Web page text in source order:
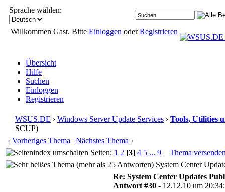
Sprache wählen:
Willkommen Gast. Bitte Einloggen oderRegistrieren
Übersicht
Hilfe
Suchen
Einloggen
Registrieren
WSUS.DE › Windows Server Update Services › Tools, Utilities
SCUP)
‹ Vorheriges Thema | Nächstes Thema ›
Seiten: 1 2 [3] 4 5 ... 9
Thema
System Center
Re: System Center Updates
Antwort #30 - 12.12.10 um